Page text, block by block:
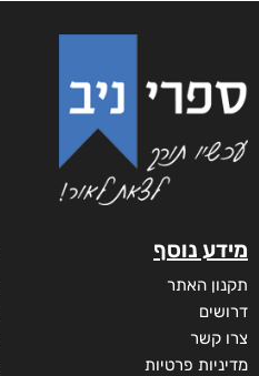
מידע נוסף
תקנון האתר
דרושים
צרו קשר
מדיניות פרטיות